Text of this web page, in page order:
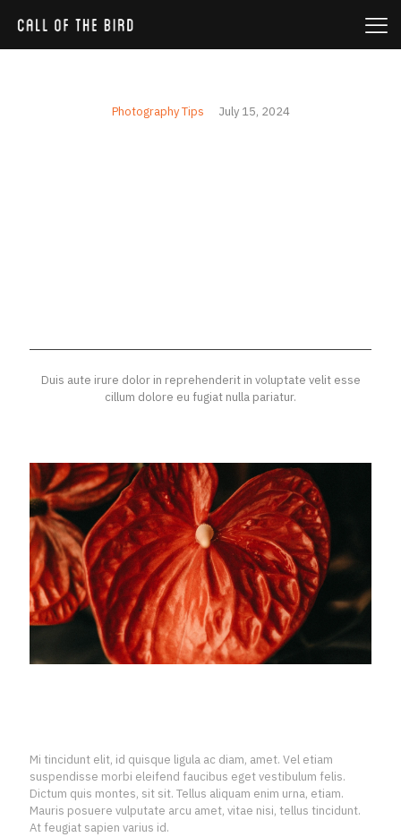
Photography Tips July 15, 2024
Duis aute irure dolor in reprehenderit in voluptate velit esse
cillum dolore eu fugiat nulla pariatur.
Mi tincidunt elit, id quisque ligula ac diam, amet. Vel etiam
suspendisse morbi eleifend faucibus eget vestibulum felis.
Dictum quis montes, sit sit. Tellus aliquam enim urna, etiam.
Mauris posuere vulputate arcu amet, vitae nisi, tellus tincidunt.
At feugiat sapien varius id.